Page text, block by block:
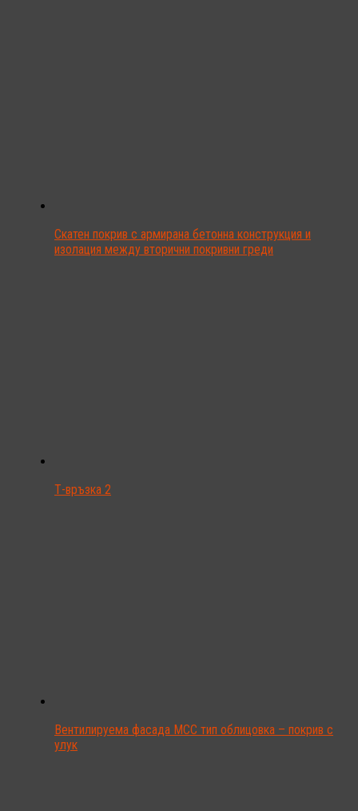
Скатен покрив с армирана бетонна конструкция и
изолация между вторични покривни греди
Т-връзка 2
Вентилируема фасада MCC тип облицовка – покрив с
улук